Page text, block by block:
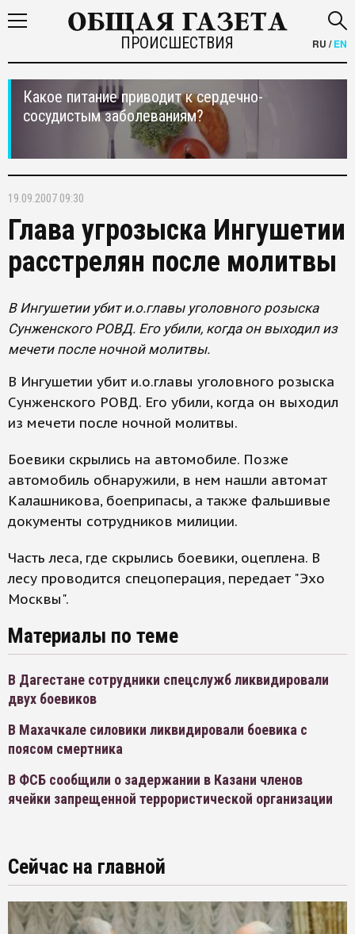
ПРОИСШЕСТВИЯ RU /EN
Какое питание приводит к сердечно-
сосудистым заболеваниям?
19.09.2007 09:30
Глава угрозыска Ингушетии
расстрелян после молитвы
В Ингушетии убит и.о.главы уголовного розыска
Сунженского РОВД. Его убили, когда он выходил из
мечети после ночной молитвы.
В Ингушетии убит и.о.главы уголовного розыска
Сунженского РОВД. Его убили, когда он выходил
из мечети после ночной молитвы.
Боевики скрылись на автомобиле. Позже
автомобиль обнаружили, в нем нашли автомат
Калашникова, боеприпасы, а также фальшивые
документы сотрудников милиции.
Часть леса, где скрылись боевики, оцеплена. В
лесу проводится спецоперация, передает "Эхо
Москвы".
Материалы по теме
В Дагестане сотрудники спецслужб ликвидировали
двух боевиков
В Махачкале силовики ликвидировали боевика с
поясом смертника
В ФСБ сообщили о задержании в Казани членов
ячейки запрещенной террористической организации
Сейчас на главной